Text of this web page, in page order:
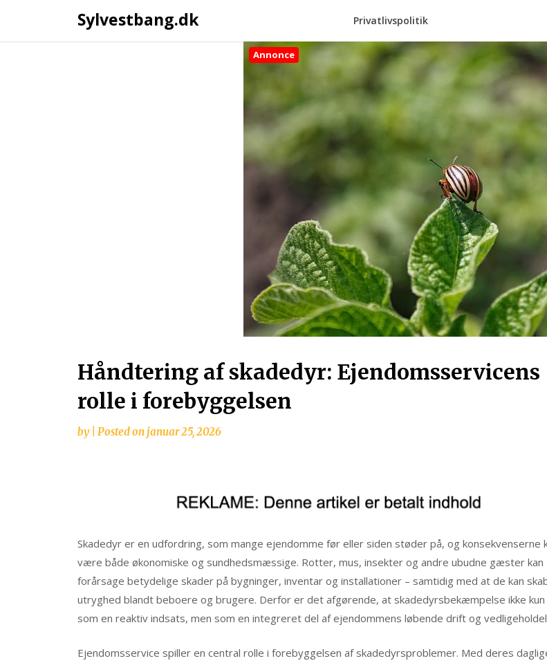
Sylvestbang.dk Privatlivspolitik
Annonce
Håndtering af skadedyr: Ejendomsservicens
rolle i forebyggelsen
by Posted on januar 25, 2026
Skadedyr er en udfordring, som mange ejendomme før eller siden støder på, og konsekvenserne
være både økonomiske og sundhedsmæssige. Rotter, mus, insekter og andre ubudne gæster kan
forårsage betydelige skader på bygninger, inventar og installationer – samtidig med at de kan
utryghed blandt beboere og brugere. Derfor er det afgørende, at skadedyrsbekæmpelse ikke kun
som en reaktiv indsats, men som en integreret del af ejendommens løbende drift og
Ejendomsservice spiller en central rolle i forebyggelsen af skadedyrsproblemer. Med deres